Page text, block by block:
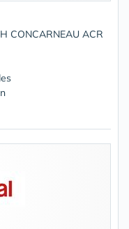
CONCARNEAU ACR